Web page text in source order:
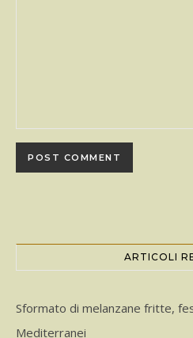
ARTICOLI
Sformato di melanzane fritte,
Mediterranei